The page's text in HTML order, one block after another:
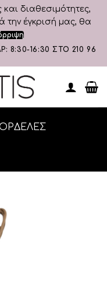
διαθεσιμότητες,
την έγκρισή μας, θα
8:30-16:30 ΣΤΟ 210 96